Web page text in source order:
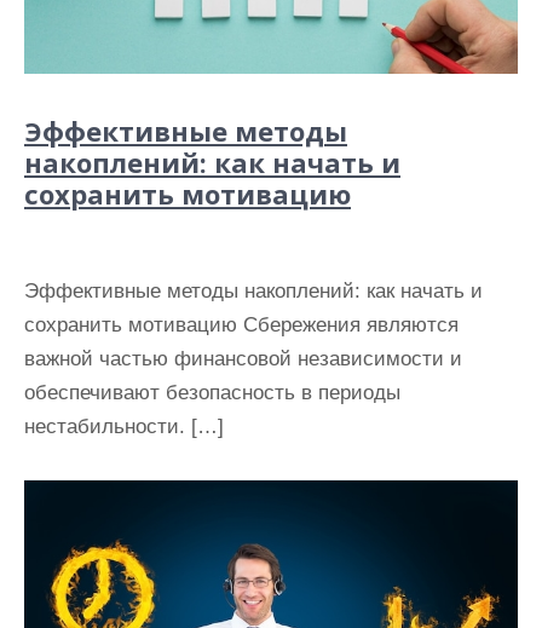
Эффективные методы
накоплений: как начать и
сохранить мотивацию
Эффективные методы накоплений: как начать и
сохранить мотивацию Сбережения являются
важной частью финансовой независимости и
обеспечивают безопасность в периоды
нестабильности. […]